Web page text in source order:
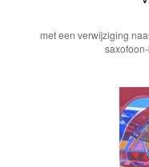
met een verwijziging